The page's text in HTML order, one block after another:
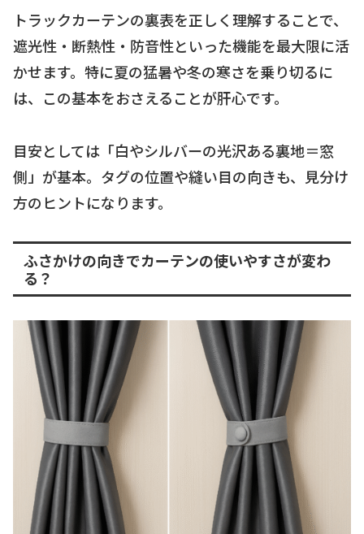
トラックカーテンの裏表を正しく理解することで、
遮光性・断熱性・防音性といった機能を最大限に活
かせます。特に夏の猛暑や冬の寒さを乗り切るに
は、この基本をおさえることが肝心です。
目安としては「白やシルバーの光沢ある裏地＝窓
側」が基本。タグの位置や縫い目の向きも、見分け
方のヒントになります。
ふさかけの向きでカーテンの使いやすさが変わ
る？